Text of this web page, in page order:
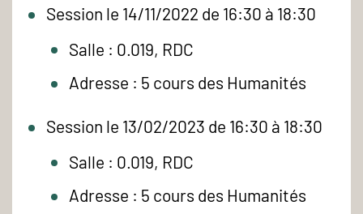
Session le 14/11/2022 de 16:30 à 18:30
Salle : 0.019, RDC
Adresse : 5 cours des Humanités
Session le 13/02/2023 de 16:30 à 18:30
Salle : 0.019, RDC
Adresse : 5 cours des Humanités